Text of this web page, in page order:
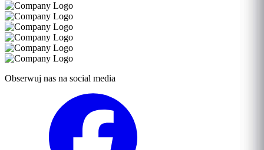
Obserwuj nas na social media